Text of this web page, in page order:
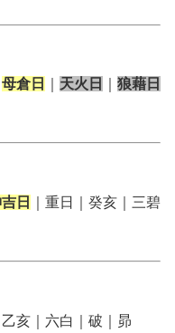
母倉日 天火日
狼藉日
日
｜重日｜癸亥｜三碧
乙亥｜六白｜破｜昴